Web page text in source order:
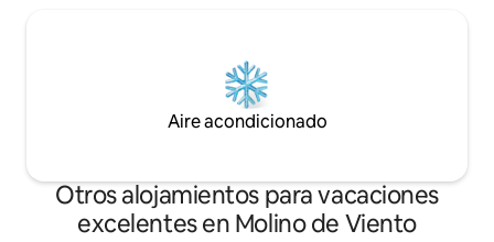
Aire acondicionado
Otros alojamientos para vacaciones
excelentes en Molino de Viento